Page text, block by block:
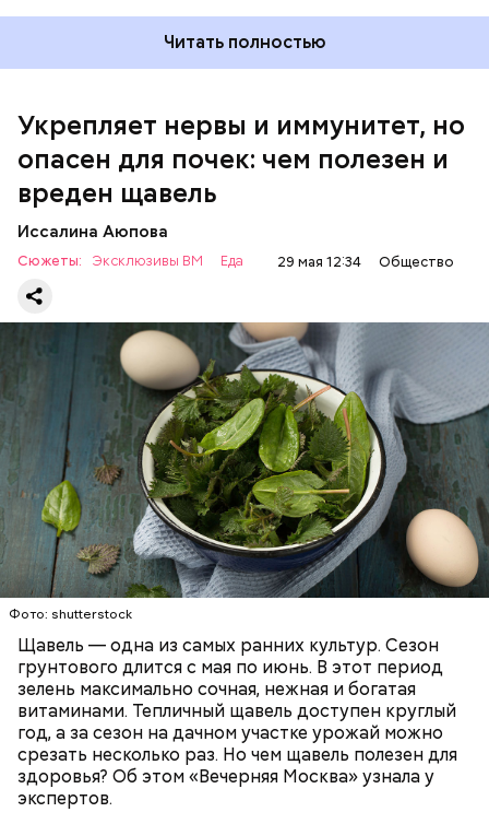
Читать полностью
Укрепляет нервы и иммунитет, но
опасен для почек: чем полезен и
вреден щавель
Иссалина Аюпова
Сюжеты: Эксклюзивы ВМ Еда 29 мая 12:34 Общество
Фото: shutterstock
Щавель — одна из самых ранних культур. Сезон
грунтового длится с мая по июнь. В этот период
зелень максимально сочная, нежная и богатая
витаминами. Тепличный щавель доступен круглый
год, а за сезон на дачном участке урожай можно
срезать несколько раз. Но чем щавель полезен для
здоровья? Об этом «Вечерняя Москва» узнала у
экспертов.
Опасность же щавеля состоит в том, что он
содержит большое количество щавелевой кислоты,
которая может способствовать образованию
— Если человек уже болеет мочекаменной
болезнью, щавель ему не рекомендуется. При
артрите, гастрите, холецистите, синдроме
раздраженного кишечника, язвах и панкреатите
продукт тоже лучше исключить из рациона, —
предупредила врач. — Он может привести к
повышению кислотности желудка и раздражать
слизистые оболочки.
ЗДОРОВЬЕ ВРАЧИ
РАСТЕНИЯ
ПРОДУКТЫ